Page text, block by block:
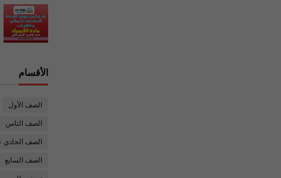
الأقسام
الصف الأول
الصف الثامن
الصف الحادي
الصف السابع